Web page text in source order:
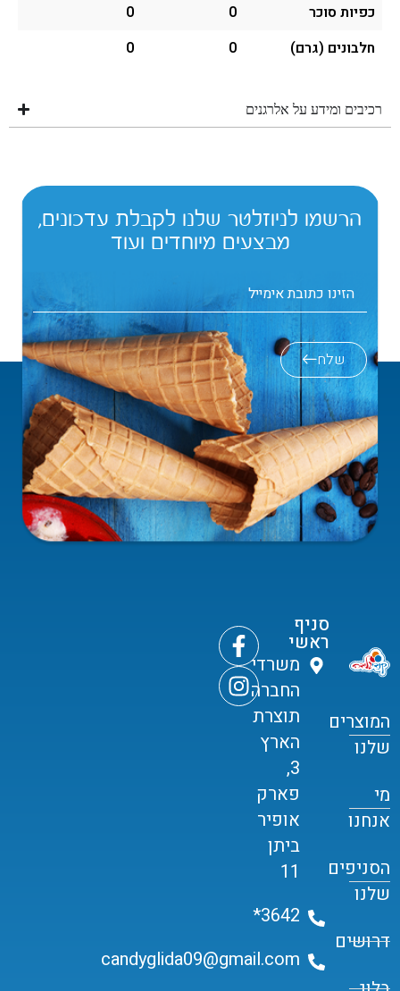
כפיות סוכר
0
0
חלבונים (גרם)
0
0
רכיבים ומידע על אלרגנים
הרשמו לניוזלטר שלנו לקבלת עדכונים,
מבצעים מיוחדים ועוד
שלח
המוצרים
שלנו
מי
אנחנו
הסניפים
שלנו
דרושים
סניף
ראשי
משרדי
החברה
תוצרת
הארץ
3,
פארק
אופיר
ביתן
11
3642*
candyglida09@gmail.com